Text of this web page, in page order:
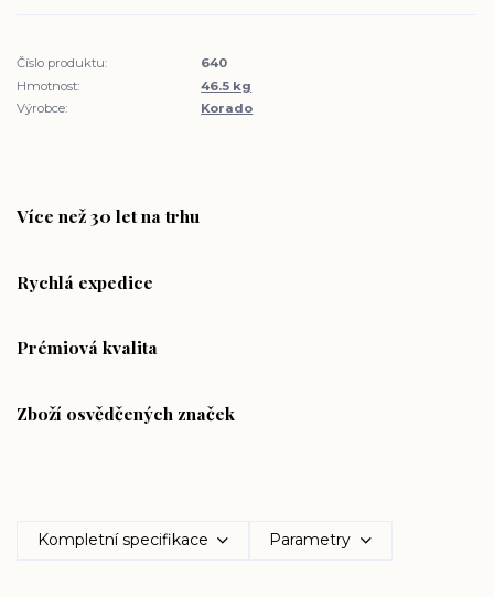
Číslo produktu:
640
Hmotnost:
46.5 kg
Výrobce:
Korado
Více než 30 let na trhu
Rychlá expedice
Prémiová kvalita
Zboží osvědčených značek
Kompletní specifikace Parametry